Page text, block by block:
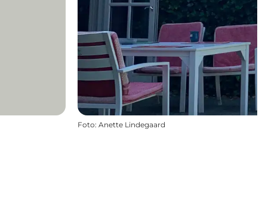
Foto: Anette Lindegaard